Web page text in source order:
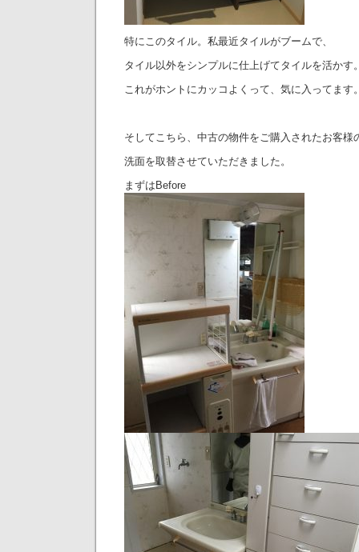
特にこのタイル。私最近タイルがブームで、
タイル以外をシンプルに仕上げてタイルを活かす
これがホントにカッコよくって、気に入ってます
そしてこちら、中古の物件をご購入されたお客様
洗面を取替させていただきました。
まずはBefore